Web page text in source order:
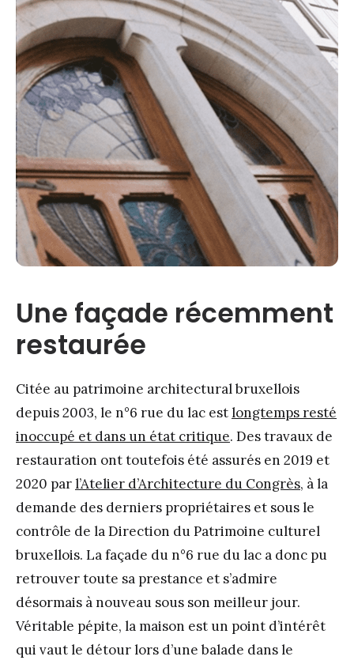
Une façade récemment
restaurée
Citée au patrimoine architectural bruxellois
depuis 2003, le n°6 rue du lac estlongtemps resté
inoccupé et dans un état critique. Des travaux de
restauration ont toutefois été assurés en 2019 et
2020 parl’Atelier d’Architecture du Congrès, à la
demande des derniers propriétaires et sous le
contrôle de la Direction du Patrimoine culturel
bruxellois. La façade du n°6 rue du lac a donc pu
retrouver toute sa prestance et s’admire
désormais à nouveau sous son meilleur jour.
Véritable pépite, la maison est un point d’intérêt
qui vaut le détour lors d’une balade dans le